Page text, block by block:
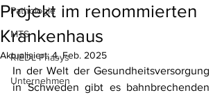
Pathologie
MTS
RIEDL Phasys
Unternehmen
Projekt im renommierten
Krankenhaus
Aktualisiert:4. Feb. 2025
In der Welt der Gesundheitsversorgung
in Schweden gibt es bahnbrechenden